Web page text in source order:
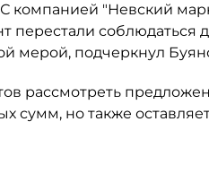
компанией "Невский
перестали соблюдаться
мерой, подчеркнул
рассмотреть
сумм, но также